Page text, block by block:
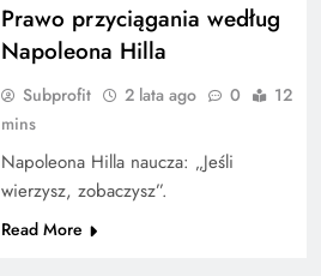
Prawo przyciągania według
Napoleona Hilla
Subprofit 2 lata ago 0
12
mins
Napoleona Hilla naucza: „Jeśli
wierzysz, zobaczysz”.
Read More